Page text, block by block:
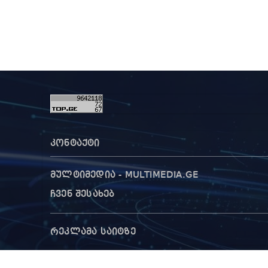
კონტაქტი
მულტიმედია - MULTIMEDIA.GE
ჩვენ შესახებ
რეკლამა საიტზე